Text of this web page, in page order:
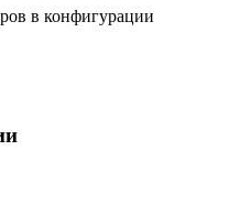
в конфигурации